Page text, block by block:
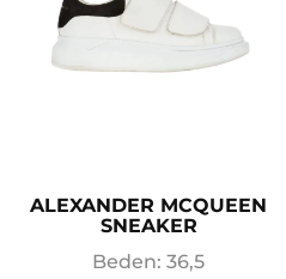
ALEXANDER MCQUEEN
SNEAKER
Beden: 36,5